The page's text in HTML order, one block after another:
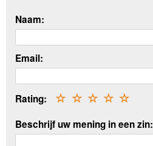
Naam:
Email:
Rating: ☆
☆
☆
☆
☆
Beschrijf uw mening in een zin: